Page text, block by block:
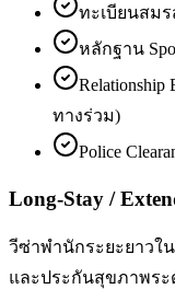
ทะเบียนสมร
หลักฐาน
ทางร่วม)
Police
Long-Stay /
วีซ่าพำนักระยะยาวใ
และประกันสุขภาพระ